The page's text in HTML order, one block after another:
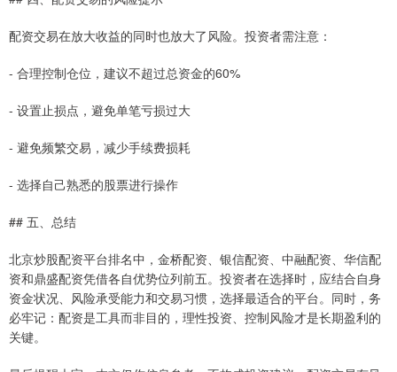
配资交易在放大收益的同时也放大了风险。投资者需注意：
- 合理控制仓位，建议不超过总资金的60%
- 设置止损点，避免单笔亏损过大
- 避免频繁交易，减少手续费损耗
- 选择自己熟悉的股票进行操作
## 五、总结
北京炒股配资平台排名中，金桥配资、银信配资、中融配资、华信配
资和鼎盛配资凭借各自优势位列前五。投资者在选择时，应结合自身
资金状况、风险承受能力和交易习惯，选择最适合的平台。同时，务
必牢记：配资是工具而非目的，理性投资、控制风险才是长期盈利的
关键。